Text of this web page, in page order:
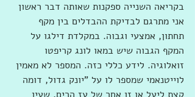
בקריאה השנייה ספקנות שאותה דבר ראשון
אני מתרגם לבדיקת ההבדלים בין מקף
תחתון, אמצעי וגבוה. במקלדת דילגו על
המקף הגבוה שיש במאו לונג קריפטו
זואלוגיה. לידע כללי כזה. המספר לא מאמין
לוייטנאמי שמספר לו על "יונק גדול, דומה